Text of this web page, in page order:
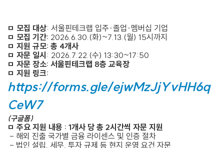
ㅁ 모집 대상: 서울핀테크랩 입주·졸업·멤버십 기업
ㅁ 모집 기간: 2026.6.30.(화)~7.13.(월) 15시까지
ㅁ 지 원 규모: 총 4개사
ㅁ 자문 일시 : 2026.7.22.(수) 13:30~17:50
ㅁ 자문 장소: 서울핀테크랩 8층 교육장
ㅁ 지원 링크:
https://forms.gle/ejwMzJjYvHH6q
CeW7
(구글폼)
ㅁ 주요 지원 내용 : 1개사 당 총 2시간씩 자문 지원
- 해외 진출 국가별 금융 라이센스 및 인증 절차
- 법인 설립, 세무, 투자 규제 등 현지 운영 요건 자문